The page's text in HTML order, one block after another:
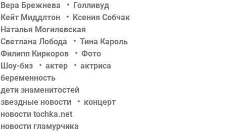
Вера Брежнева
Голливуд
Кейт Миддлтон
Ксения Собчак
Наталья Могилевская
Светлана Лобода
Тина Кароль
Филипп Киркоров
Фото
Шоу-биз
актер
актриса
беременность
дети знаменитостей
звездные новости
концерт
новости tochka.net
новости гламурчика